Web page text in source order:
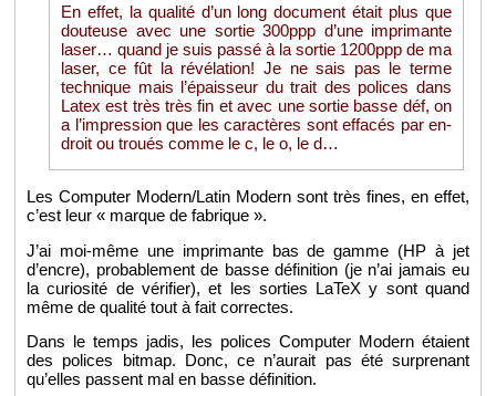
En effet, la qua­lité d’un long do­cu­ment était plus que
dou­teuse avec une sor­tie 300ppp d’une im­pri­mante
laser… quand je suis passé à la sor­tie 1200ppp de ma
laser, ce fût la ré­vé­la­tion! Je ne sais pas le terme
tech­nique mais l’épais­seur du trait des po­lices dans
Latex est très très fin et avec une sor­tie basse déf, on
a l’im­pres­sion que les ca­rac­tères sont ef­fa­cés par en­
droit ou troués comme le c, le o, le d…
Les Com­pu­ter Mo­dern/Latin Mo­dern sont très fines, en effet,
c’est leur « marque de fa­brique ».
J’ai moi-même une im­pri­mante bas de gamme (HP à jet
d’encre), pro­ba­ble­ment de basse dé­fi­ni­tion (je n’ai ja­mais eu
la cu­rio­sité de vé­ri­fier), et les sor­ties LaTeX y sont quand
même de qua­lité tout à fait cor­rectes.
Dans le temps jadis, les po­lices Com­pu­ter Mo­dern étaient
des po­lices bit­map. Donc, ce n’au­rait pas été sur­pre­nant
qu’elles passent mal en basse dé­fi­ni­tion.